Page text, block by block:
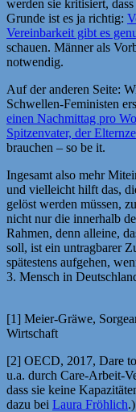
werden sie kritisiert,
Grunde ist es ja richtig:
Vereinbarkeit gibt es
schauen. Männer als
notwendig.
Auf der anderen Seite:
Schwellen-Feministen
einen Nachmittag pro
Spitzenvater, der
brauchen – so be it.
Ingesamt also mehr
und vielleicht hilft das,
gelöst werden müssen,
nicht nur die innerhalb
Rahmen, denn alleine,
soll, ist ein untragbarer
spätestens aufgehen,
3. Mensch in
[1] Meier-Gräwe,
Wirtschaft
[2] OECD, 2017, Dare
u.a. durch Care-Arbeit-
dass sie keine
dazu bei Laura Fröhlich.)